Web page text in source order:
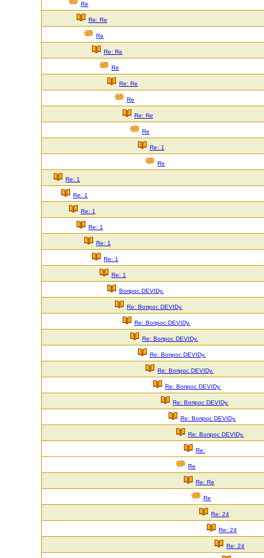
Re
Re: Re
Re
Re: Re
Re
Re: Re
Re
Re: Re
Re
Re: 1
Re
Re: 1
Re: 1
Re: 1
Re: 1
Re: 1
Re: 1
Re: 1
Вопрос DEVIDу.
Re: Вопрос DEVIDу.
Re: Вопрос DEVIDу.
Re: Вопрос DEVIDу.
Re: Вопрос DEVIDу.
Re: Вопрос DEVIDу.
Re: Вопрос DEVIDу.
Re: Вопрос DEVIDу.
Re: Вопрос DEVIDу.
Re: Вопрос DEVIDу.
Re:
Re
Re: Re
Re
Re: 24
Re: 24
Re: 24